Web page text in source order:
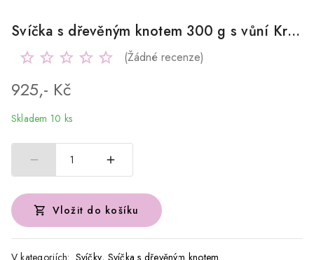
Svíčka s dřevěným knotem 300 g s vůní Královský dort
(Žádné recenze)
925,- Kč
Skladem 10 ks
1
Vložit do košíku